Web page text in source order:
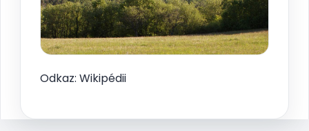
Odkaz: Wikipédii